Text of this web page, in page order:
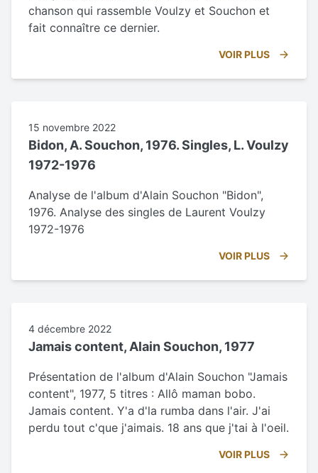
chanson qui rassemble Voulzy et Souchon et
fait connaître ce dernier.
VOIR PLUS
15 novembre 2022
Bidon, A. Souchon, 1976. Singles, L. Voulzy
1972-1976
Analyse de l'album d'Alain Souchon "Bidon",
1976. Analyse des singles de Laurent Voulzy
1972-1976
VOIR PLUS
4 décembre 2022
Jamais content, Alain Souchon, 1977
Présentation de l'album d'Alain Souchon "Jamais
content", 1977, 5 titres : Allô maman bobo.
Jamais content. Y'a d'la rumba dans l'air. J'ai
perdu tout c'que j'aimais. 18 ans que j'tai à l'oeil.
VOIR PLUS